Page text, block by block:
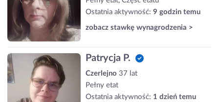
Ostatnia aktywność: 9 godzin temu
zobacz stawkę wynagrodzenia >
Patrycja P.
Czerlejno 37 lat
Pełny etat
Ostatnia aktywność: 1 dzień temu